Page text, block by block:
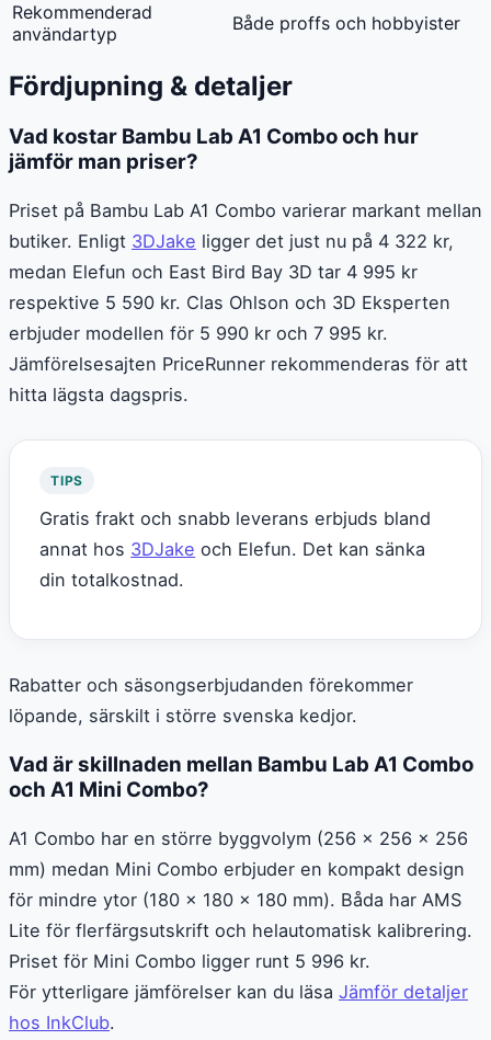
Rekommenderad
användartyp
Både proffs och hobbyister
Fördjupning & detaljer
Vad kostar Bambu Lab A1 Combo och hur
jämför man priser?
Priset på Bambu Lab A1 Combo varierar markant mellan
butiker. Enligt 3DJake ligger det just nu på 4 322 kr,
medan Elefun och East Bird Bay 3D tar 4 995 kr
respektive 5 590 kr. Clas Ohlson och 3D Eksperten
erbjuder modellen för 5 990 kr och 7 995 kr.
Jämförelsesajten PriceRunner rekommenderas för att
hitta lägsta dagspris.
TIPS
Gratis frakt och snabb leverans erbjuds bland
annat hos 3DJake och Elefun. Det kan sänka
din totalkostnad.
Rabatter och säsongserbjudanden förekommer
löpande, särskilt i större svenska kedjor.
Vad är skillnaden mellan Bambu Lab A1 Combo
och A1 Mini Combo?
A1 Combo har en större byggvolym (256 × 256 × 256
mm) medan Mini Combo erbjuder en kompakt design
för mindre ytor (180 × 180 × 180 mm). Båda har AMS
Lite för flerfärgsutskrift och helautomatisk kalibrering.
Priset för Mini Combo ligger runt 5 996 kr.
För ytterligare jämförelser kan du läsa Jämför detaljer
hos InkClub.